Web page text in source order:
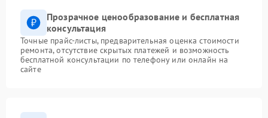
Прозрачное ценообразование и бесплатная
консультация
Точные прайс-листы, предварительная оценка стоимости
ремонта, отсутствие скрытых платежей и возможность
бесплатной консультации по телефону или онлайн на
сайте